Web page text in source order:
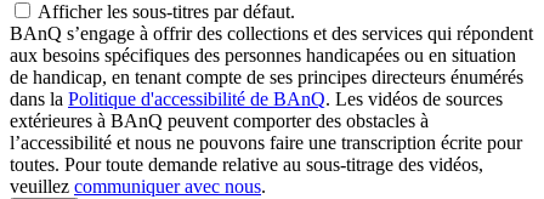
Afficher les sous-titres par défaut.
BAnQ s’engage à offrir des collections et des services qui répondent
aux besoins spécifiques des personnes handicapées ou en situation
de handicap, en tenant compte de ses principes directeurs énumérés
dans la Politique d'accessibilité de BAnQ. Les vidéos de sources
extérieures à BAnQ peuvent comporter des obstacles à
l’accessibilité et nous ne pouvons faire une transcription écrite pour
toutes. Pour toute demande relative au sous-titrage des vidéos,
veuillez communiquer avec nous.